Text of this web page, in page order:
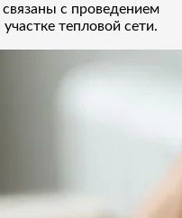
с проведением
тепловой сети.